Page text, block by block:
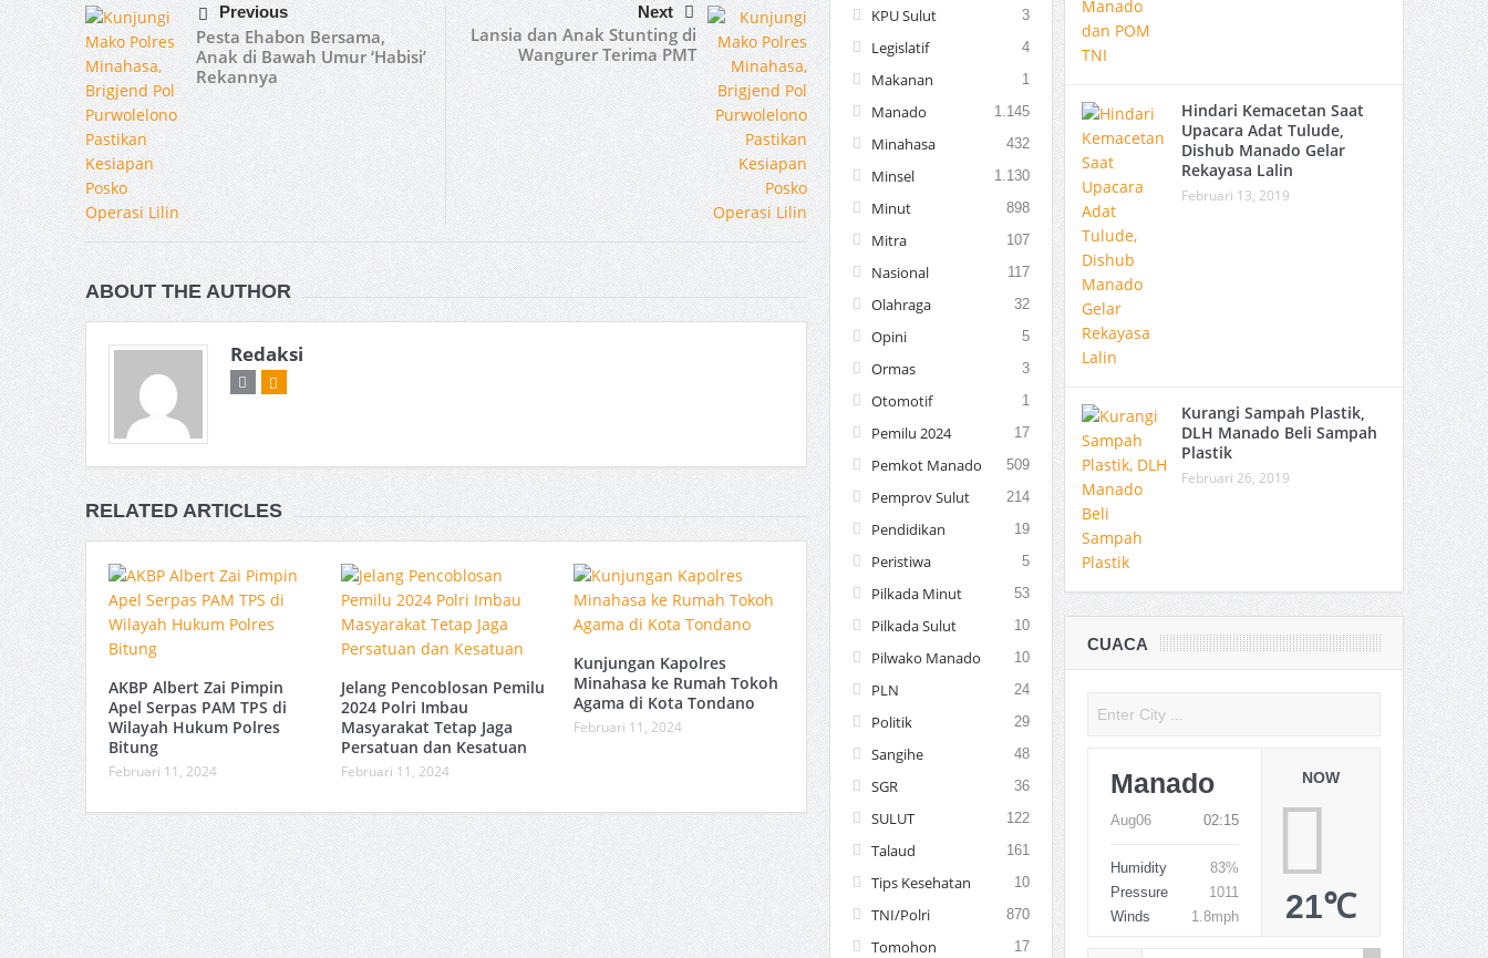
Previous
Pesta Ehabon Bersama,
Anak di Bawah Umur ‘Habisi’
Rekannya
Next
Lansia dan Anak Stunting di
Wangurer Terima PMT
ABOUT THE AUTHOR
Redaksi
RELATED ARTICLES
AKBP Albert Zai Pimpin
Apel Serpas PAM TPS di
Wilayah Hukum Polres
Bitung
Februari 11, 2024
Jelang Pencoblosan Pemilu
2024 Polri Imbau
Masyarakat Tetap Jaga
Persatuan dan Kesatuan
Februari 11, 2024
Kunjungan Kapolres
Minahasa ke Rumah Tokoh
Agama di Kota Tondano
Februari 11, 2024
KPU Sulut 3
Legislatif 4
Makanan 1
Manado 1.145
Minahasa 432
Minsel 1.130
Minut 898
Mitra 107
Nasional 117
Olahraga 32
Opini 5
Ormas 3
Otomotif 1
Pemilu 2024 17
Pemkot Manado 509
Pemprov Sulut 214
Pendidikan 19
Peristiwa 5
Pilkada Minut 53
Pilkada Sulut 10
Pilwako Manado 10
PLN 24
Politik 29
Sangihe 48
SGR 36
SULUT 122
Talaud 161
Tips Kesehatan 10
TNI/Polri 870
Tomohon 17
Hindari Kemacetan Saat
Upacara Adat Tulude,
Dishub Manado Gelar
Rekayasa Lalin
Februari 13, 2019
Kurangi Sampah Plastik,
DLH Manado Beli Sampah
Plastik
Februari 26, 2019
CUACA
Manado
Aug06 02:15
Humidity
83%
Pressure
1011
Winds
1.8mph
NOW
21℃